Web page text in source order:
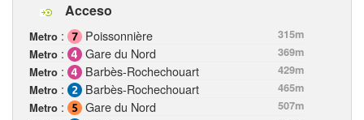
Acceso
Metro : Poissonnière
315m
Metro : Gare du Nord
369m
Metro : Barbès-Rochechouart
429m
Metro : Barbès-Rochechouart
465m
Metro : Gare du Nord
507m